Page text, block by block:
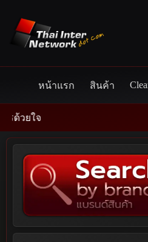
content
หน้าแรก สินค้า